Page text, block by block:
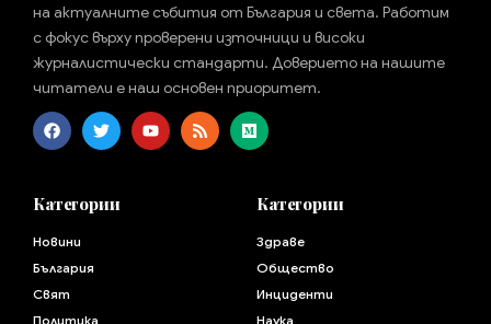
на актуалните събития от България и света. Работим
с фокус върху проверени източници и високи
журналистически стандарти. Доверието на нашите
читатели е наш основен приоритет.
Категории
Новини
България
Свят
Политика
Категории
Здраве
Общество
Инциденти
Наука